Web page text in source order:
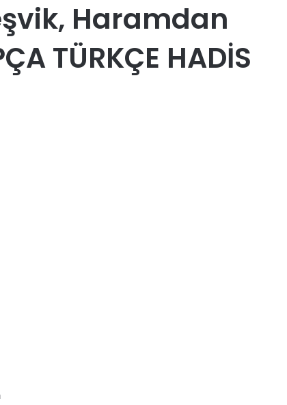
Haramdan
TÜRKÇE HADİS